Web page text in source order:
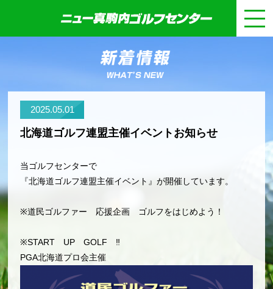
2025.05.01
北海道ゴルフ連盟主催イベントお知らせ
当ゴルフセンターで
『北海道ゴルフ連盟主催イベント』が開催しています。
※道民ゴルファー 応援企画 ゴルフをはじめよう！
※START UP GOLF ‼
PGA北海道プロ会主催